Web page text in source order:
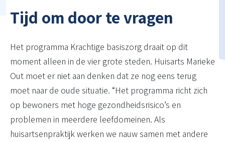
Tijd om door te vragen
Het programma Krachtige basiszorg draait op dit
moment alleen in de vier grote steden. Huisarts Marieke
Out moet er niet aan denken dat ze nog eens terug
moet naar de oude situatie. “Het programma richt zich
op bewoners met hoge gezondheidsrisico’s en
problemen in meerdere leefdomeinen. Als
huisartsenpraktijk werken we nauw samen met andere